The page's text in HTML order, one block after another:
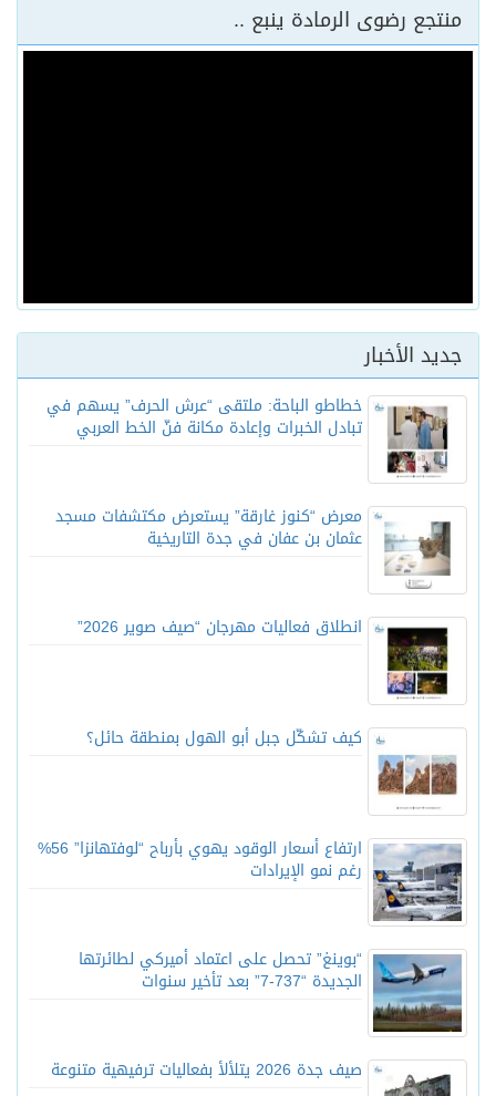
منتجع رضوى الرمادة ينبع ..
جديد الأخبار
خطاطو الباحة: ملتقى “عرش الحرف” يسهم في
تبادل الخبرات وإعادة مكانة فنّ الخط العربي
معرض “كنوز غارقة” يستعرض مكتشفات مسجد
عثمان بن عفان في جدة التاريخية
انطلاق فعاليات مهرجان “صيف صوير 2026”
كيف تشكّل جبل أبو الهول بمنطقة حائل؟
ارتفاع أسعار الوقود يهوي بأرباح “لوفتهانزا” 56%
رغم نمو الإيرادات
“بوينغ” تحصل على اعتماد أميركي لطائرتها
الجديدة “737-7” بعد تأخير سنوات
صيف جدة 2026 يتلألأ بفعاليات ترفيهية متنوعة